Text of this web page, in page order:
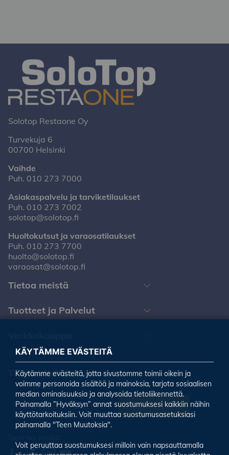
Solotop Restaone Oy
Turvekuja 6
00700 Helsinki
Vaihde
Puh. 010 273 7000
Asiakaspalvelu ja tarviketilaukset
Puh. 010 273 7002
solotop@solotop.fi
Huoltokutsut ja varaosatilaukset
Puh. 010 273 7700
huolto@solotop.fi
varaosat@solotop.fi
Tietoa meistä
Tuotteet ja Palvelut
Tilaa uutiskirjeemme
Tilaa uutiskirje
KÄYTÄMME EVÄSTEITÄ
Käytämme evästeitä, jotta sivustomme toimii oikein ja
voimme personoida sisältöä ja mainoksia, tarjota sosiaalisen
median ominaisuuksia ja analysoida tietoliikennettä.
Painamalla ”Hyväksyn” annat suostumuksesi kaikkiin näihin
käyttötarkoituksiin. Voit muuttaa suostumusasetuksiasi
painamalla "Teen Muutoksia".
Voit peruuttaa suostumuksesi milloin vain napsauttamalla